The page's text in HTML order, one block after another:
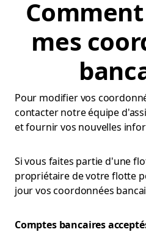
mes
Pour modifier vos
contacter notre équipe
et fournir vos nouvelles
Si vous faites partie d'une
propriétaire de votre flotte
jour vos coordonnées
Comptes bancaires